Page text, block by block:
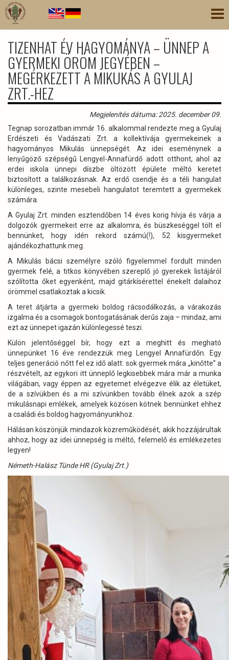
Ugrás
tartalomra
TIZENHAT ÉV HAGYOMÁNYA – ÜNNEP A
GYERMEKI ÖRÖM JEGYÉBEN –
MEGÉRKEZETT A MIKUKÁS A GYULAJ
ZRT.-HEZ
Megjelenítés dátuma: 2025. december 09.
Tegnap sorozatban immár 16. alkalommal rendezte meg a Gyulaj
Erdészeti és Vadászati Zrt. a kollektívája gyermekeinek a
hagyományos Mikulás ünnepségét. Az idei eseménynek a
lenyűgöző szépségű Lengyel-Annafürdő adott otthont, ahol az
erdei iskola ünnepi díszbe öltözött épülete méltó keretet
biztosított a találkozásnak. Az erdő csendje és a téli hangulat
különleges, szinte mesebeli hangulatot teremtett a gyermekek
számára.
A Gyulaj Zrt. minden esztendőben 14 éves korig hívja és várja a
dolgozók gyermekeit erre az alkalomra, és büszkeséggel tölt el
bennünket, hogy idén rekord számú(!), 52 kisgyermeket
ajándékozhattunk meg.
A Mikulás bácsi személyre szóló figyelemmel fordult minden
gyermek felé, a titkos könyvében szereplő jó gyerekek listájáról
szólította őket egyenként, majd gitárkísérettel énekelt dalaihoz
örömmel csatlakoztak a kicsik.
A teret átjárta a gyermeki boldog rácsodálkozás, a várakozás
izgalma és a csomagok bontogatásának derűs zaja – mindaz, ami
ezt az ünnepet igazán különlegessé teszi.
Külön jelentőséggel bír, hogy ezt a meghitt és megható
ünnepünket 16 éve rendezzük meg Lengyel Annafürdőn. Egy
teljes generáció nőtt fel ez idő alatt: sok gyermek mára „kinőtte” a
részvételt, az egykori itt ünneplő legkisebbek mára már a munka
világában, vagy éppen az egyetemet elvégezve élik az életüket,
de a szívükben és a mi szívünkben tovább élnek azok a szép
mikulásnapi emlékek, amelyek közösen kötnek bennünket ehhez
a családi és boldog hagyományunkhoz.
Hálásan köszönjük mindazok közreműködését, akik hozzájárultak
ahhoz, hogy az idei ünnepség is méltó, felemelő és emlékezetes
legyen!
Németh-Halász Tünde HR (Gyulaj Zrt.)